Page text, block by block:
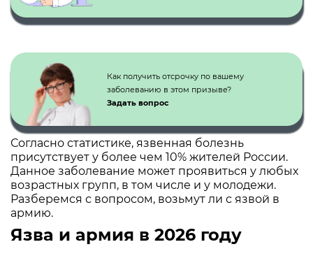
Как получить отсрочку по вашему
заболеванию в этом призыве?
Задать вопрос
Согласно статистике, язвенная болезнь
присутствует у более чем 10% жителей России.
Данное заболевание может проявиться у любых
возрастных групп, в том числе и у молодежи.
Разберемся с вопросом, возьмут ли с язвой в
армию.
Язва и армия в 2026 году